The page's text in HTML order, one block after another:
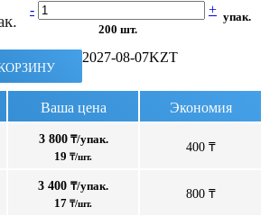
- +
200 шт.
упак.
2027-08-07KZT
Ваша цена Экономия
3 800₸/упак.
19 ₸/шт.
400 ₸
3 400 ₸/упак.
17 ₸/шт.
800 ₸